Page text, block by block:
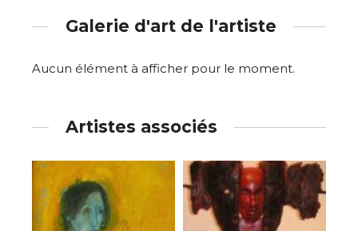
Galerie d'art de l'artiste
Aucun élément à afficher pour le moment.
Artistes associés